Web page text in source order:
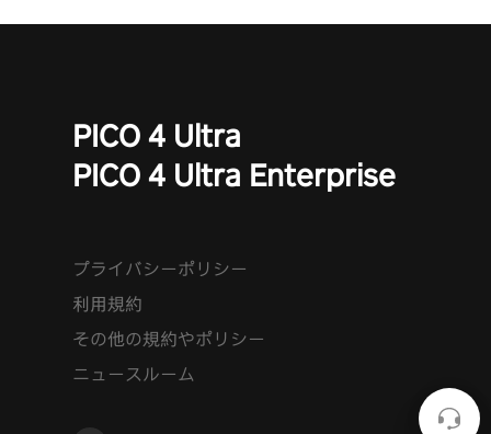
PICO 4 Ultra
PICO 4 Ultra Enterprise
プライバシーポリシー
利用規約
その他の規約やポリシー
ニュースルーム